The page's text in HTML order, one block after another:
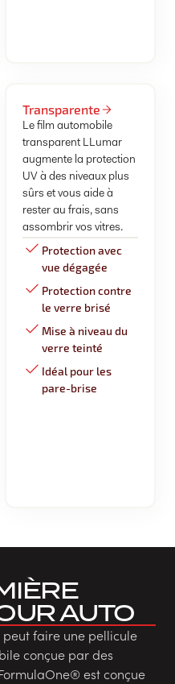
Transparente
Le film automobile
transparent LLumar
augmente la protection
UV à des niveaux plus
sûrs et vous aide à
rester au frais, sans
assombrir vos vitres.
Protection avec
vue dégagée
Protection contre
le verre brisé
Mise à niveau du
verre teinté
Idéal pour les
pare-brise
AUTO
faire une pellicule
conçue par des
est conçue